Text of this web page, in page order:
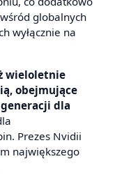
globalnych
wyłącznie na
wieloletnie
obejmujące
dla
Prezes Nvidii
największego